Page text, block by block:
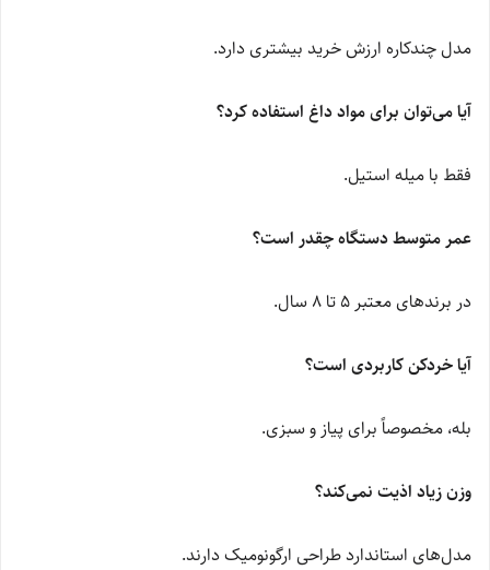
مدل چندکاره ارزش خرید بیشتری دارد.
آیا می‌توان برای مواد داغ استفاده کرد؟
فقط با میله استیل.
عمر متوسط دستگاه چقدر است؟
در برندهای معتبر ۵ تا ۸ سال.
آیا خردکن کاربردی است؟
بله، مخصوصاً برای پیاز و سبزی.
وزن زیاد اذیت نمی‌کند؟
مدل‌های استاندارد طراحی ارگونومیک دارند.